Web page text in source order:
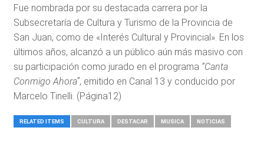
Fue nombrada por su destacada carrera por la
Subsecretaría de Cultura y Turismo de la Provincia de
San Juan, como de «Interés Cultural y Provincial». En los
últimos años, alcanzó a un público aún más masivo con
su participación como jurado en el programa “Canta
Conmigo Ahora”, emitido en Canal 13 y conducido por
Marcelo Tinelli. (Página12)
RELATED ITEMS CULTURA DESTACAR MUSICA NOTICIAS